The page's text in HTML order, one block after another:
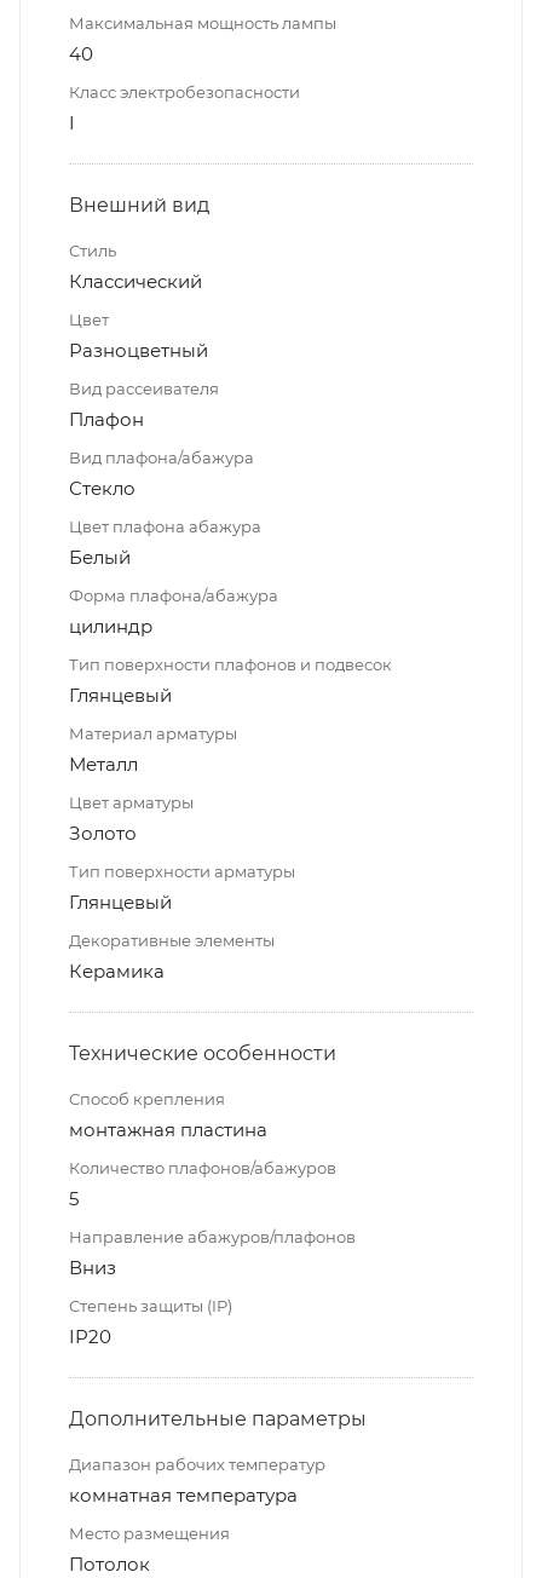
Максимальная мощность лампы
40
Класс электробезопасности
I
Внешний вид
Стиль
Классический
Цвет
Разноцветный
Вид рассеивателя
Плафон
Вид плафона/абажура
Стекло
Цвет плафона абажура
Белый
Форма плафона/абажура
цилиндр
Тип поверхности плафонов и подвесок
Глянцевый
Материал арматуры
Металл
Цвет арматуры
Золото
Тип поверхности арматуры
Глянцевый
Декоративные элементы
Керамика
Технические особенности
Способ крепления
монтажная пластина
Количество плафонов/абажуров
5
Направление абажуров/плафонов
Вниз
Степень защиты (IP)
IP20
Дополнительные параметры
Диапазон рабочих температур
комнатная температура
Место размещения
Потолок